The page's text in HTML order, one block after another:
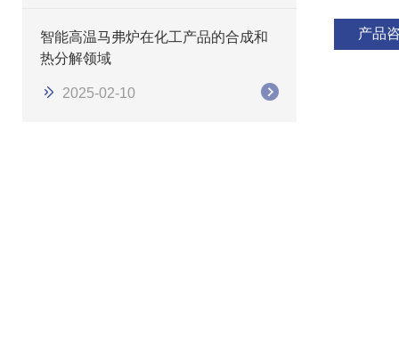
智能高温马弗炉在化工产品的合成和
热分解领域
2025-02-10
产品